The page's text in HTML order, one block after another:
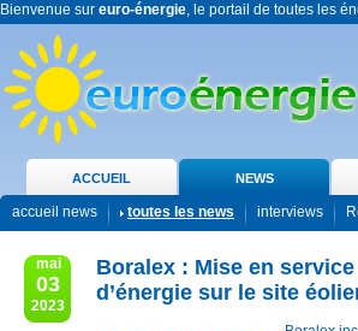
Bienvenue sur euro-énergie, le portail de toutes les
ACCUEIL NEWS
accueil news toutes les news interviews
mai
03
2023
Boralex : Mise en
d’énergie sur le site